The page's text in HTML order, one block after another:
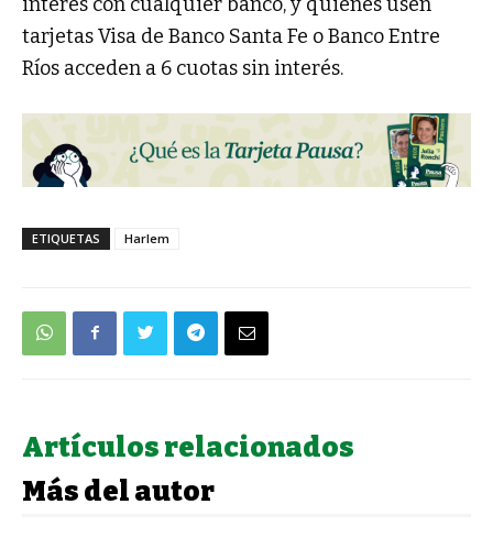
tarjetas Visa de Banco Santa Fe o Banco Entre
Ríos acceden a 6 cuotas sin interés.
ETIQUETAS Harlem
Artículos relacionados
Más del autor